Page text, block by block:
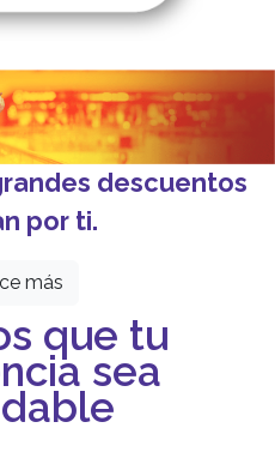
descuentos
por ti.
más
que tu
sea